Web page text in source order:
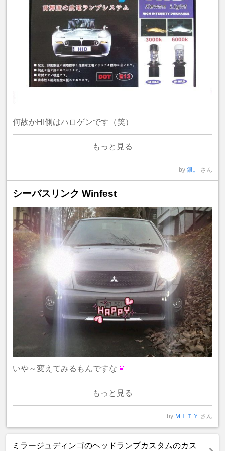
何故かHI側はハロゲンです（笑）
もっと見る
by 銀。 さん
シーバスリンク Winfest
いや～変えてみるもんですな
もっと見る
by ＭＩＴＹ さん
ミラージュディンゴのヘッドランプカスタムのカス